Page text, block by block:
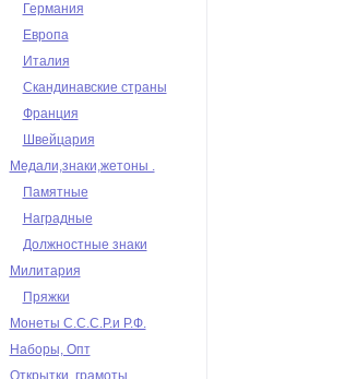
Германия
Европа
Италия
Скандинавские страны
Франция
Швейцария
Медали,знаки,жетоны .
Памятные
Наградные
Должностные знаки
Милитария
Пряжки
Монеты С.С.С.Р.и Р.Ф.
Наборы, Опт
Открытки, грамоты,